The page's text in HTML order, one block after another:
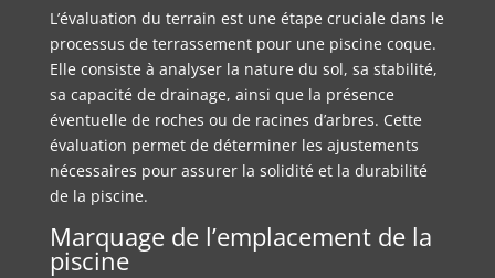
L’évaluation du terrain est une étape cruciale dans le
processus de terrassement pour une piscine coque.
Elle consiste à analyser la nature du sol, sa stabilité,
sa capacité de drainage, ainsi que la présence
éventuelle de roches ou de racines d’arbres. Cette
évaluation permet de déterminer les ajustements
nécessaires pour assurer la solidité et la durabilité
de la piscine.
Marquage de l’emplacement de la
piscine